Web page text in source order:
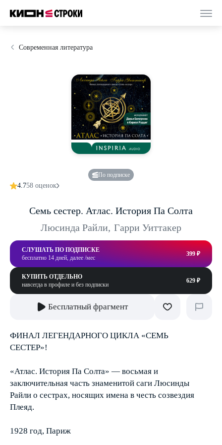
Современная литература
По подписке
4.758 оценок
Семь сестер. Атлас. История Па Солта
Люсинда Райли, Гарри Уиттакер
СЛУШАТЬ ПО ПОДПИСКЕ
бесплатно 14 дней, далее /мес
399 ₽
КУПИТЬ ОТДЕЛЬНО
навсегда в профиле и без подписки
629 ₽
Бесплатный фрагмент
ФИНАЛ ЛЕГЕНДАРНОГО ЦИКЛА «СЕМЬ
СЕСТЕР»!
«Атлас. История Па Солта» — восьмая и
заключительная часть знаменитой саги Люсинды
Райли о сестрах, носящих имена в честь созвездия
Плеяд.
1928 год, Париж